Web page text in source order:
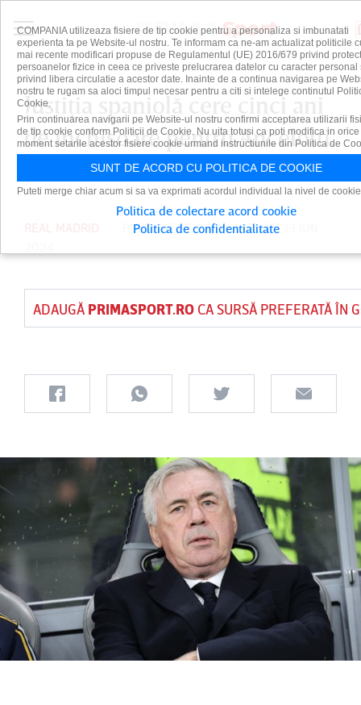
Justiţia spaniolă cere cinci ani
de închisoare pentru Ancelotti,
acuzat de evaziune fiscală
PUBLICAT DEDAIAN CUTUPE 13 IUN
ADAUGĂ PRIMASPORT.ROCA SURSĂ PREFERATĂ ÎN
COMPANIA utilizeaza fisiere de tip cookie pentru a personaliza si imbunatati
experienta ta pe Website-ul nostru. Te informam ca ne-am actualizat politicile
mai recente modificari propuse de Regulamentul (UE) 2016/679 privind
persoanelor fizice in ceea ce priveste prelucrarea datelor cu caracter personal
privind libera circulatie a acestor date. Inainte de a continua navigarea pe
nostru te rugam sa aloci timpul necesar pentru a citi si intelege continutul
Cookie.
Prin continuarea navigarii pe Website-ul nostru confirmi acceptarea utilizarii
de tip cookie conform Politicii de Cookie. Nu uita totusi ca poti modifica in orice
moment setarile acestor fisiere cookie urmand instructiunile din Politica de
SUNT DE ACORD CU POLITICA DE COOKIE
Puteti merge chiar acum si sa va exprimati acordul individual la nivel de
Politica de colectare acord cookie
Politica de confidentialitate